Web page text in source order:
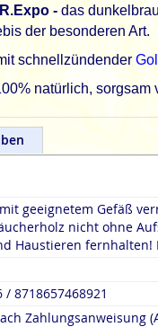
- das
der besonderen Art.
schnellzündender
natürlich, sorgsam
geeignetem Gefäß
nicht ohne
Haustieren fernhalten!
/ 8718657468921
Zahlungsanweisung